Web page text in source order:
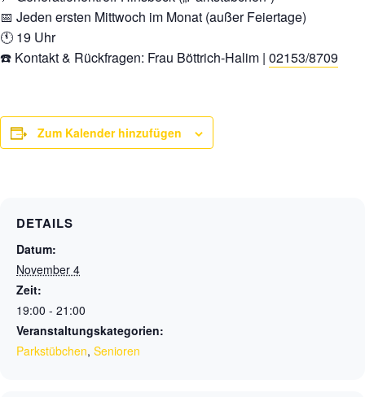
📅 Jeden ersten Mittwoch im Monat (außer Feiertage)
🕚 19 Uhr
☎️ Kontakt & Rückfragen: Frau Böttrich-Halim | 02153/8709
Zum Kalender hinzufügen
DETAILS
Datum:
November 4
Zeit:
19:00 - 21:00
Veranstaltungskategorien:
Parkstübchen, Senioren